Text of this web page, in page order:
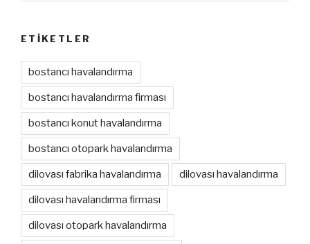
ETIKETLER
bostancı havalandırma
bostancı havalandırma firması
bostancı konut havalandırma
bostancı otopark havalandırma
dilovası fabrika havalandırma dilovası havalandırma
dilovası havalandırma firması
dilovası otopark havalandırma